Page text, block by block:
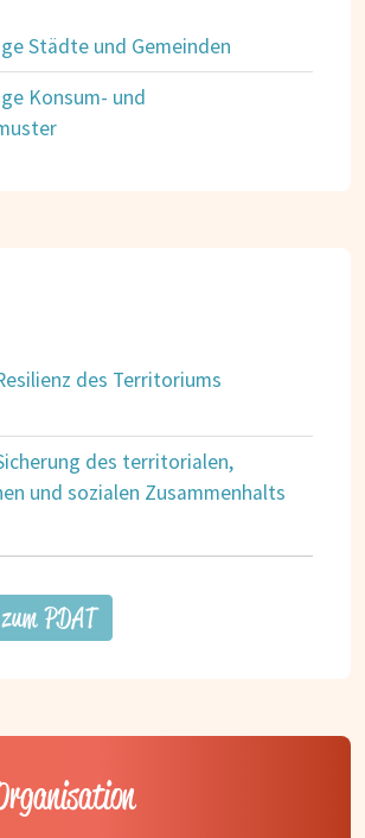
Städte und Gemeinden
Konsum- und
des Territoriums
des territorialen,
und sozialen Zusammenhalts
PDAT